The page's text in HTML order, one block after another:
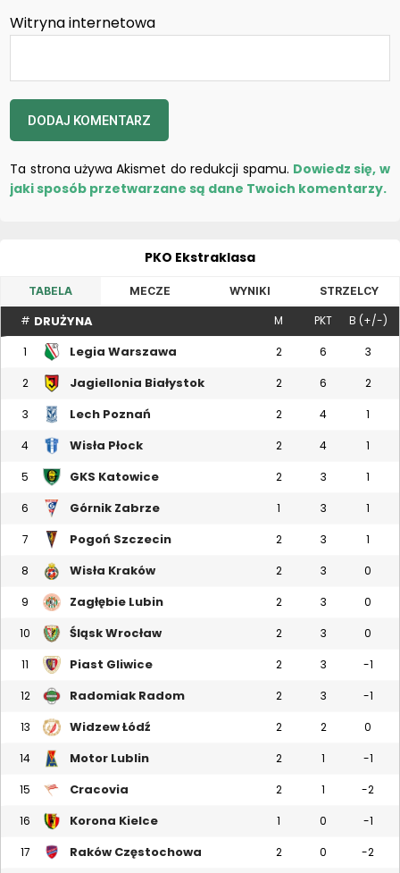
Witryna internetowa
Ta strona używa Akismet do redukcji spamu. Dowiedz się, w
jaki sposób przetwarzane są dane Twoich komentarzy.
PKO Ekstraklasa
TABELA MECZE WYNIKI STRZELCY
# DRUŻYNA M PKT B (+/-)
1 Legia Warszawa 2 6 3
2 Jagiellonia Białystok 2 6 2
3 Lech Poznań 2 4 1
4 Wisła Płock 2 4 1
5 GKS Katowice 2 3 1
6 Górnik Zabrze 1 3 1
7 Pogoń Szczecin 2 3 1
8 Wisła Kraków 2 3 0
9 Zagłębie Lubin 2 3 0
10 Śląsk Wrocław 2 3 0
11 Piast Gliwice 2 3 -1
12 Radomiak Radom 2 3 -1
13 Widzew Łódź 2 2 0
14 Motor Lublin 2 1 -1
15 Cracovia 2 1 -2
16 Korona Kielce 1 0 -1
17 Raków Częstochowa 2 0 -2